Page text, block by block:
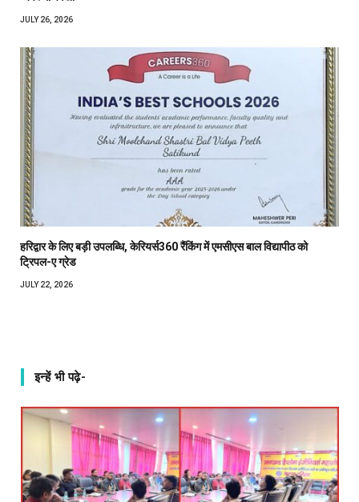
JULY 26, 2026
हरिद्वार के लिए बड़ी उपलब्धि, केरियर्स360 रैंकिंग में एमसीएस बाल विद्यापीठ को
ट्रिपल-ए ग्रेड
JULY 22, 2026
इन्हें भी पढ़े-